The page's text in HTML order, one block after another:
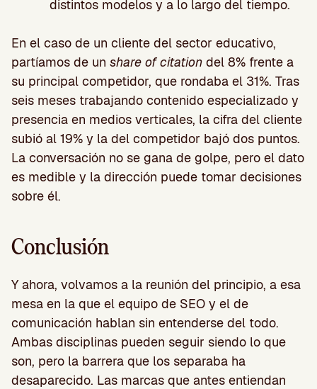
distintos modelos y a lo largo del tiempo.
En el caso de un cliente del sector educativo,
partíamos de un share of citation del 8% frente a
su principal competidor, que rondaba el 31%. Tras
seis meses trabajando contenido especializado y
presencia en medios verticales, la cifra del cliente
subió al 19% y la del competidor bajó dos puntos.
La conversación no se gana de golpe, pero el dato
es medible y la dirección puede tomar decisiones
sobre él.
Conclusión
Y ahora, volvamos a la reunión del principio, a esa
mesa en la que el equipo de SEO y el de
comunicación hablan sin entenderse del todo.
Ambas disciplinas pueden seguir siendo lo que
son, pero la barrera que los separaba ha
desaparecido. Las marcas que antes entiendan